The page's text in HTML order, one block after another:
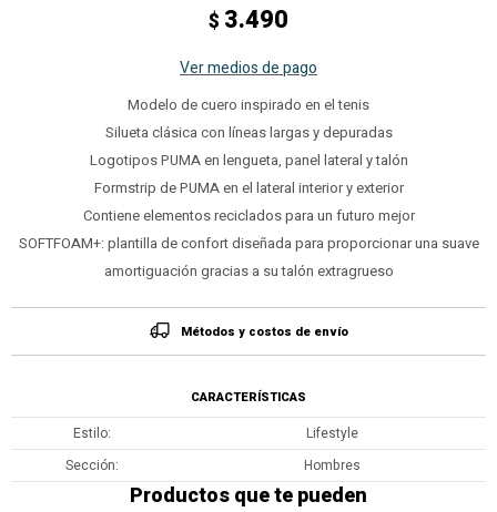
$ 3.490
Ver medios de pago
Modelo de cuero inspirado en el tenis
Silueta clásica con líneas largas y depuradas
Logotipos PUMA en lengueta, panel lateral y talón
Formstrip de PUMA en el lateral interior y exterior
Contiene elementos reciclados para un futuro mejor
SOFTFOAM+: plantilla de confort diseñada para proporcionar una suave
amortiguación gracias a su talón extragrueso
Métodos y costos de envío
CARACTERÍSTICAS
Estilo
Lifestyle
Sección
Hombres
Productos que te pueden